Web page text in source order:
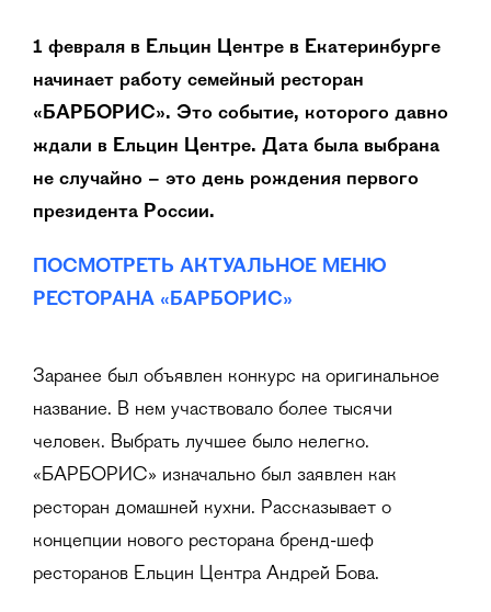
1 февраля в Ельцин Центре в Екатеринбурге
начинает работу семейный ресторан
«БАРБОРИС». Это событие, которого давно
ждали в Ельцин Центре. Дата была выбрана
не случайно – это день рождения первого
президента России.
ПОСМОТРЕТЬ АКТУАЛЬНОЕ МЕНЮ
РЕСТОРАНА «БАРБОРИС»
Заранее был объявлен конкурс на оригинальное
название. В нем участвовало более тысячи
человек. Выбрать лучшее было нелегко.
«БАРБОРИС» изначально был заявлен как
ресторан домашней кухни. Рассказывает о
концепции нового ресторана бренд-шеф
ресторанов Ельцин Центра Андрей Бова.